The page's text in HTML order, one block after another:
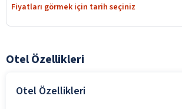
Fiyatları görmek için tarih seçiniz
Otel Özellikleri
Otel Özellikleri